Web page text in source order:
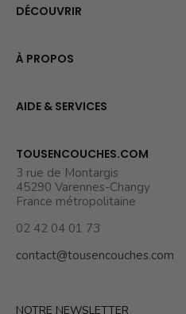
DÉCOUVRIR
À PROPOS
AIDE & SERVICES
TOUSENCOUCHES.COM
3 rue de Montargis
45290 Varennes-Changy
France métropolitaine
02 42 04 01 73
contact@tousencouches.com
NOTRE NEWSLETTER